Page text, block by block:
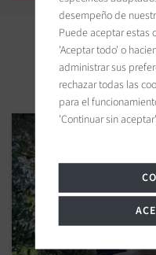
desempeño de
Puede aceptar estas
'Aceptar todo' o
administrar sus
rechazar todas las
para el
'Continuar sin